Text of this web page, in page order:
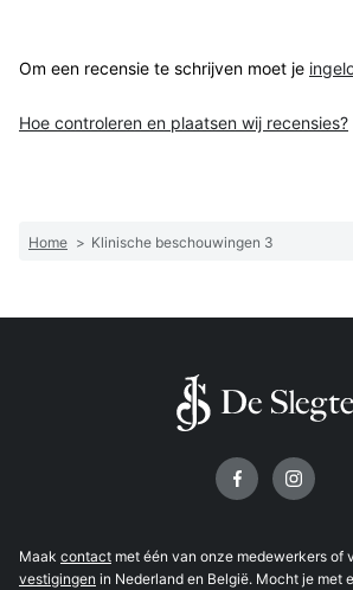
Om een recensie te schrijven moet je
Hoe controleren en plaatsen wij recensies?
Home > Klinische beschouwingen 3
Maak contact met één van onze medewerkers of
vestigingen in Nederland en België. Mocht je met